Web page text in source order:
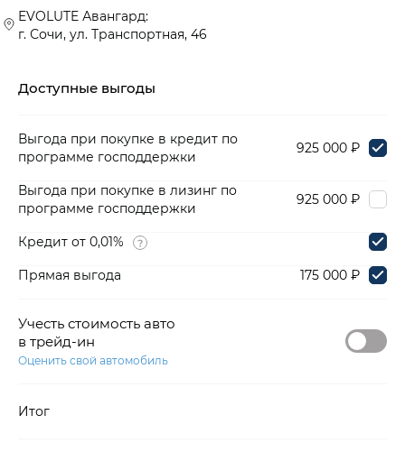
EVOLUTE Авангард:
г. Сочи, ул. Транспортная, 46
Доступные выгоды
Выгода при покупке в кредит по
программе господдержки
925 000 ₽
Выгода при покупке в лизинг по
программе господдержки
925 000 ₽
Кредит от 0,01%
Прямая выгода
175 000 ₽
Учесть стоимость авто
в трейд-ин
Оценить свой автомобиль
Итог